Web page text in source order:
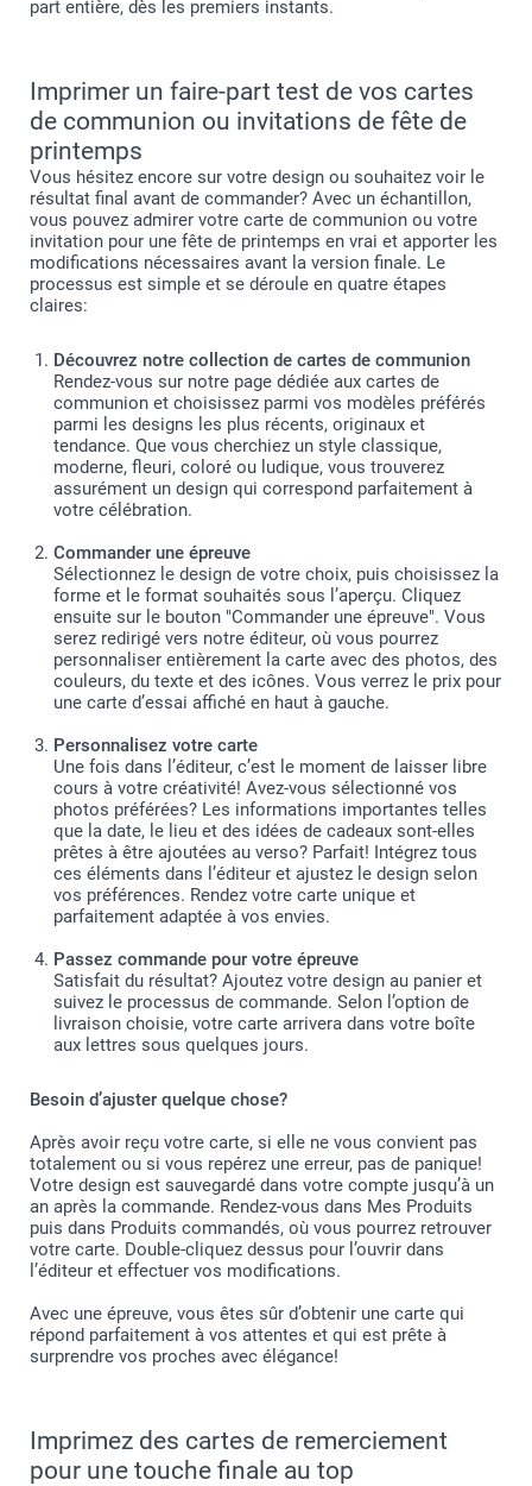
part entière, dès les premiers instants.
Imprimer un faire-part test de vos cartes
de communion ou invitations de fête de
printemps
Vous hésitez encore sur votre design ou souhaitez voir le
résultat final avant de commander? Avec un échantillon,
vous pouvez admirer votre carte de communion ou votre
invitation pour une fête de printemps en vrai et apporter les
modifications nécessaires avant la version finale. Le
processus est simple et se déroule en quatre étapes
claires:
Découvrez notre collection de cartes de communion
Rendez-vous sur notre page dédiée aux cartes de
communion et choisissez parmi vos modèles préférés
parmi les designs les plus récents, originaux et
tendance. Que vous cherchiez un style classique,
moderne, fleuri, coloré ou ludique, vous trouverez
assurément un design qui correspond parfaitement à
votre célébration.
Commander une épreuve
Sélectionnez le design de votre choix, puis choisissez la
forme et le format souhaités sous l’aperçu. Cliquez
ensuite sur le bouton "Commander une épreuve". Vous
serez redirigé vers notre éditeur, où vous pourrez
personnaliser entièrement la carte avec des photos, des
couleurs, du texte et des icônes. Vous verrez le prix pour
une carte d’essai affiché en haut à gauche.
Personnalisez votre carte
Une fois dans l’éditeur, c’est le moment de laisser libre
cours à votre créativité! Avez-vous sélectionné vos
photos préférées? Les informations importantes telles
que la date, le lieu et des idées de cadeaux sont-elles
prêtes à être ajoutées au verso? Parfait! Intégrez tous
ces éléments dans l’éditeur et ajustez le design selon
vos préférences. Rendez votre carte unique et
parfaitement adaptée à vos envies.
Passez commande pour votre épreuve
Satisfait du résultat? Ajoutez votre design au panier et
suivez le processus de commande. Selon l’option de
livraison choisie, votre carte arrivera dans votre boîte
aux lettres sous quelques jours.
Besoin d’ajuster quelque chose?
Après avoir reçu votre carte, si elle ne vous convient pas
totalement ou si vous repérez une erreur, pas de panique!
Votre design est sauvegardé dans votre compte jusqu’à un
an après la commande. Rendez-vous dans Mes Produits
puis dans Produits commandés, où vous pourrez retrouver
votre carte. Double-cliquez dessus pour l’ouvrir dans
l’éditeur et effectuer vos modifications.
Avec une épreuve, vous êtes sûr d’obtenir une carte qui
répond parfaitement à vos attentes et qui est prête à
surprendre vos proches avec élégance!
Imprimez des cartes de remerciement
pour une touche finale au top